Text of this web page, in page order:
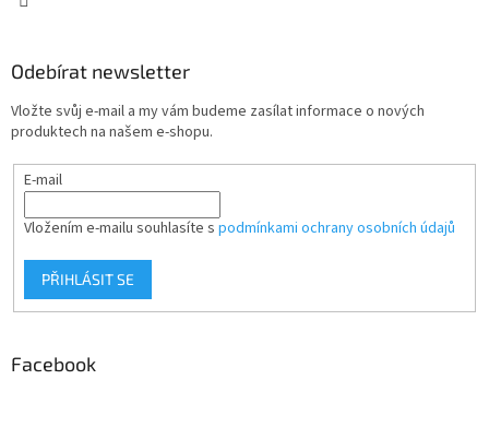
Odebírat newsletter
Vložte svůj e-mail a my vám budeme zasílat informace o nových
produktech na našem e-shopu.
E-mail
Vložením e-mailu souhlasíte s podmínkami ochrany osobních údajů
PŘIHLÁSIT SE
Facebook